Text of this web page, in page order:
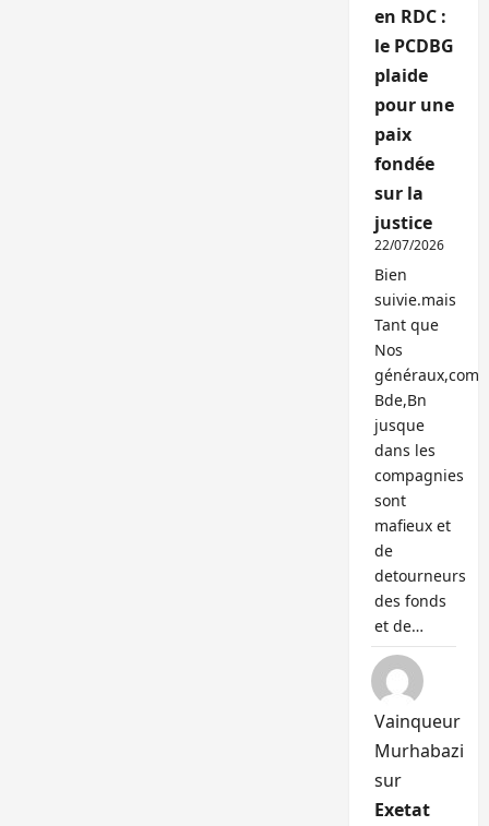
en RDC :
le PCDBG
plaide
pour une
paix
fondée
sur la
justice
22/07/2026
Bien
suivie.mais
Tant que
Nos
généraux,com
Bde,Bn
jusque
dans les
compagnies
sont
mafieux et
de
detourneurs
des fonds
et de…
Vainqueur
Murhabazi
sur
Exetat